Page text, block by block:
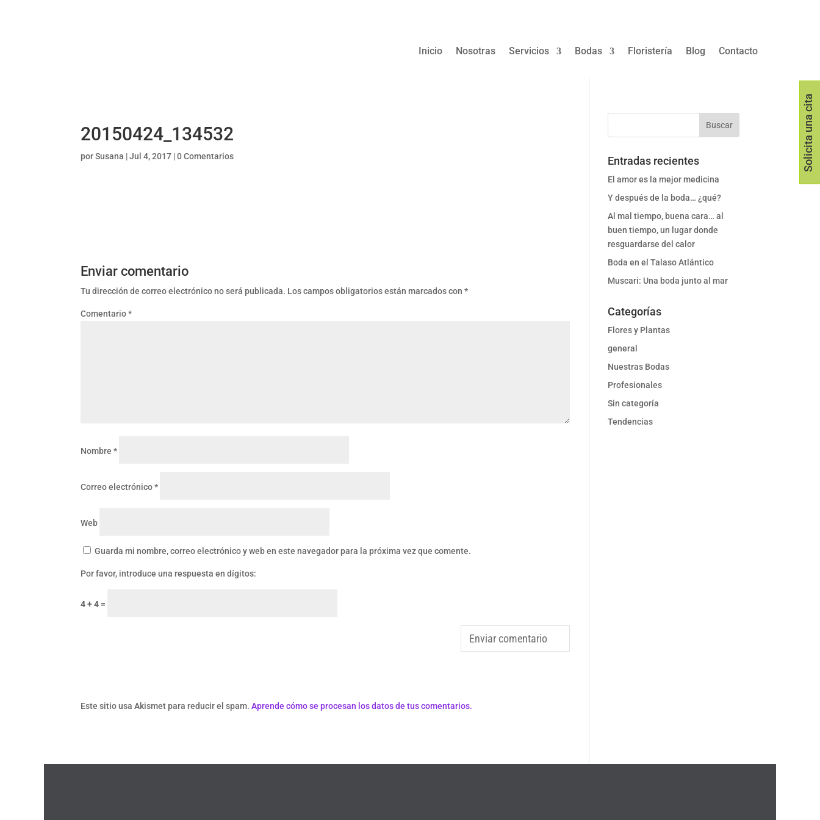
Inicio Nosotras Servicios Bodas Floristería Blog Contacto
20150424_134532
porSusana |Jul 4, 2017 |0 Comentarios
Enviar comentario
Tu dirección de correo electrónico no será publicada. Los campos obligatorios están marcados con *
Comentario*
Nombre *
Correo electrónico*
Web
Guarda mi nombre, correo electrónico y web en este navegador para la próxima vez que comente.
Por favor, introduce una respuesta en dígitos:
4 + 4 =
Este sitio usa Akismet para reducir el spam. Aprende cómo se procesan los datos de tus comentarios.
Entradas recientes
El amor es la mejor medicina
Y después de la boda… ¿qué?
Al mal tiempo, buena cara… al
buen tiempo, un lugar donde
resguardarse del calor
Boda en el Talaso Atlántico
Muscari: Una boda junto al mar
Categorías
Flores y Plantas
general
Nuestras Bodas
Profesionales
Sin categoría
Tendencias
Solicita una cita